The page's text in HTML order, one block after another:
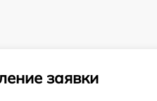
заявки